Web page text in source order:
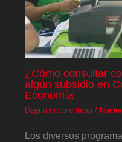
¿Cómo consultar
algún subsidio en
Economía
Deja un comentario /
Los diversos